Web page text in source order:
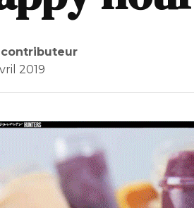
contributeur
2019